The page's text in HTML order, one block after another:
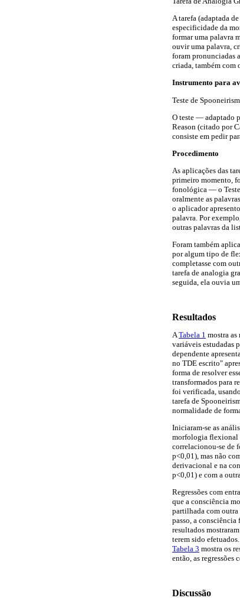
A tarefa (adaptada
especificidade da
formar uma palavra
ouvir uma palavra,
foram pronunciadas
criada, também com
Instrumento para
Teste de
O teste — adaptado
Reason (citado por
consiste em pedir
Procedimento
As aplicações das
primeiro momento,
fonológica — o Teste
oralmente as
o aplicador
palavra. Por
outras palavras da
Foram também
por algum tipo de
completasse com
tarefa de analogia
seguida, ela ouvia
Resultados
A Tabela 1 mostra
variáveis estudadas
dependente
no TDE escrito"
forma de resolver
transformados para
foi verificada,
tarefa de
normalidade de
Iniciaram-se as
morfologia flexional
correlacionou-se de
p<0,01), mas não
derivacional e na
p<0,01) e com a
Regressões com
que a consciência
partilhada com
passo, a
resultados
terem sido
Tabela 3 mostra os
então, as
Discussão